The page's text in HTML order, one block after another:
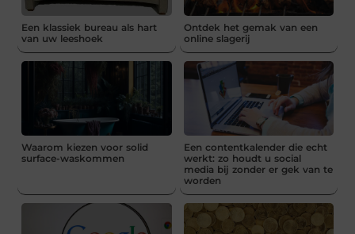
Een klassiek bureau als hart
van uw leeshoek
Ontdek het gemak van een
online slagerij
Waarom kiezen voor solid
surface-waskommen
Een contentkalender die echt
werkt: zo houdt u social
media bij zonder er gek van te
worden